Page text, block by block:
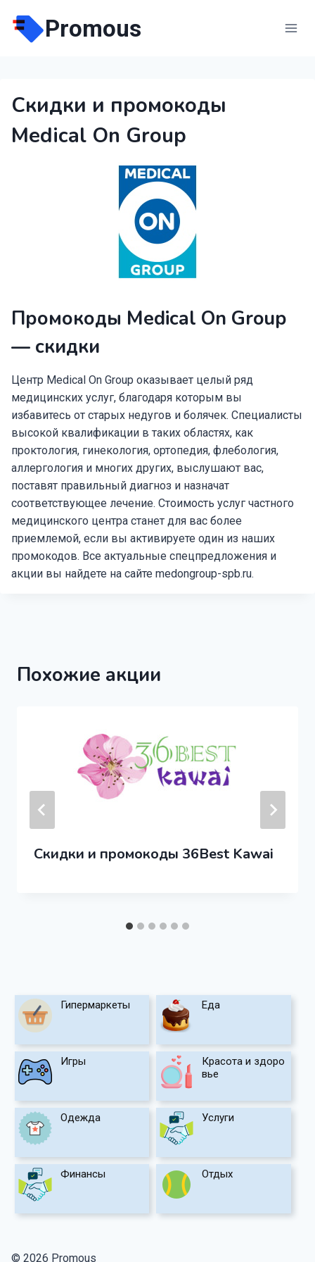
содержимому
Promous
Скидки и промокоды
Medical On Group
Промокоды Medical On Group
— скидки
Центр Medical On Group оказывает целый ряд
медицинских услуг, благодаря которым вы
избавитесь от старых недугов и болячек. Специалисты
высокой квалификации в таких областях, как
проктология, гинекология, ортопедия, флебология,
аллергология и многих других, выслушают вас,
поставят правильный диагноз и назначат
соответствующее лечение. Стоимость услуг частного
медицинского центра станет для вас более
приемлемой, если вы активируете один из наших
промокодов. Все актуальные спецпредложения и
акции вы найдете на сайте medongroup-spb.ru.
Похожие акции
Скидки и промокоды 36Best Kawai
Гипермаркеты Еда
Игры
Красота и здоро
вье
Одежда Услуги
Финансы Отдых
© 2026 Promous